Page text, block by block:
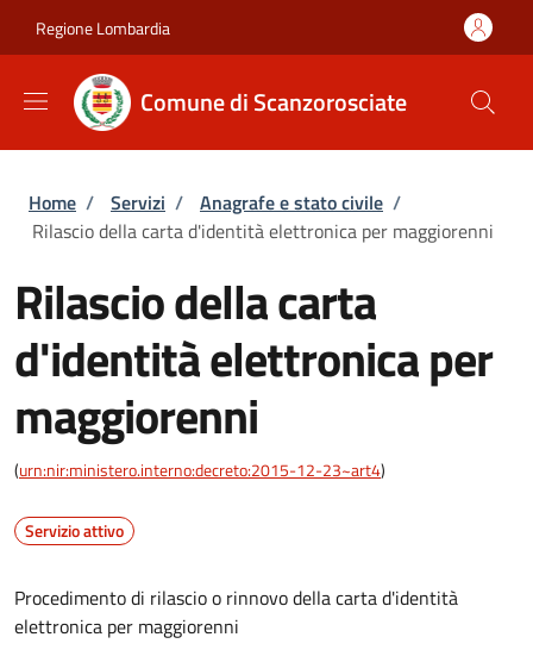
Regione Lombardia
Comune di Scanzorosciate
Briciole di pane
Home / Servizi / Anagrafe e stato civile /
Rilascio della carta d'identità elettronica per maggiorenni
Rilascio della carta
d'identità elettronica per
maggiorenni
(urn:nir:ministero.interno:decreto:2015-12-23~art4)
Servizio attivo
Procedimento di rilascio o rinnovo della carta d'identità
elettronica per maggiorenni